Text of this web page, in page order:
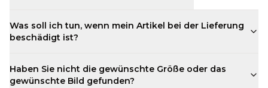
Was soll ich tun, wenn mein Artikel bei der Lieferung
beschädigt ist?
Haben Sie nicht die gewünschte Größe oder das
gewünschte Bild gefunden?